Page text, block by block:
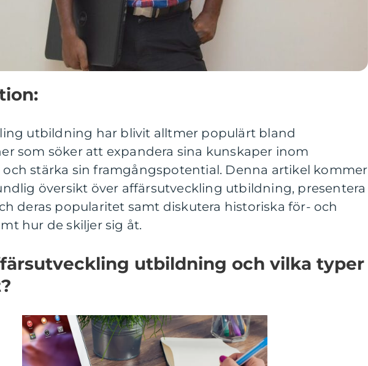
utbildning har blivit alltmer populärt bland
som söker att expandera sina kunskaper inom
stärka sin framgångspotential. Denna artikel kommer
översikt över affärsutveckling utbildning, presentera
deras popularitet samt diskutera historiska för- och
hur de skiljer sig åt.
utbildning och vilka typer